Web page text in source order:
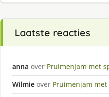
Laatste reacties
anna over Pruimenjam met
Wilmie over Pruimenjam